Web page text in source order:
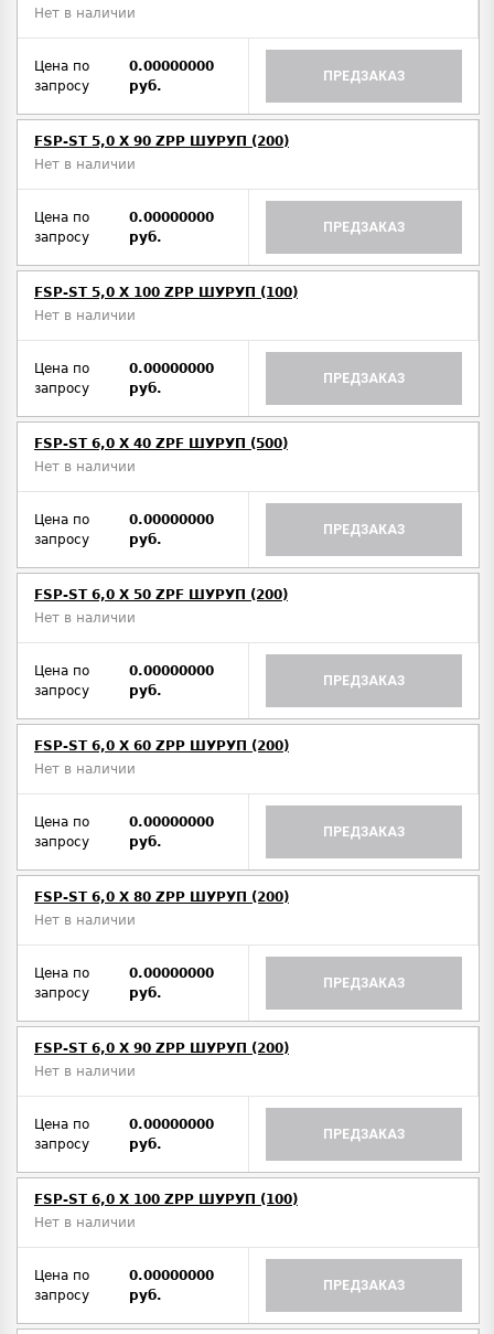
Нет в наличии
Цена по
запросу
0.00000000
руб.
ПРЕДЗАКАЗ
FSP-ST 5,0 X 90 ZPP ШУРУП (200)
Нет в наличии
Цена по
запросу
0.00000000
руб.
ПРЕДЗАКАЗ
FSP-ST 5,0 X 100 ZPP ШУРУП (100)
Нет в наличии
Цена по
запросу
0.00000000
руб.
ПРЕДЗАКАЗ
FSP-ST 6,0 X 40 ZPF ШУРУП (500)
Нет в наличии
Цена по
запросу
0.00000000
руб.
ПРЕДЗАКАЗ
FSP-ST 6,0 X 50 ZPF ШУРУП (200)
Нет в наличии
Цена по
запросу
0.00000000
руб.
ПРЕДЗАКАЗ
FSP-ST 6,0 X 60 ZPP ШУРУП (200)
Нет в наличии
Цена по
запросу
0.00000000
руб.
ПРЕДЗАКАЗ
FSP-ST 6,0 X 80 ZPP ШУРУП (200)
Нет в наличии
Цена по
запросу
0.00000000
руб.
ПРЕДЗАКАЗ
FSP-ST 6,0 X 90 ZPP ШУРУП (200)
Нет в наличии
Цена по
запросу
0.00000000
руб.
ПРЕДЗАКАЗ
FSP-ST 6,0 X 100 ZPP ШУРУП (100)
Нет в наличии
Цена по
запросу
0.00000000
руб.
ПРЕДЗАКАЗ